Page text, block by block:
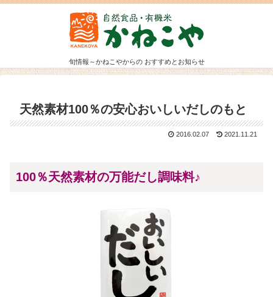
旬情報～かねこやからの おすすめとお知らせ
天然素材100％の安心おいしいだしのもと
2016.02.07 2021.11.21
100％天然素材の万能だし調味料♪